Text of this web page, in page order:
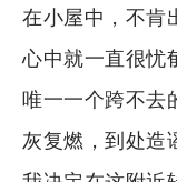
在小屋中，不肯
心中就一直很忧
唯一一个跨不去
灰复燃，到处造